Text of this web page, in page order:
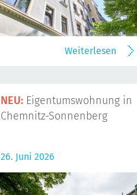
Weiterlesen
NEU: Eigentumswohnung in
Chemnitz-Sonnenberg
26. Juni 2026